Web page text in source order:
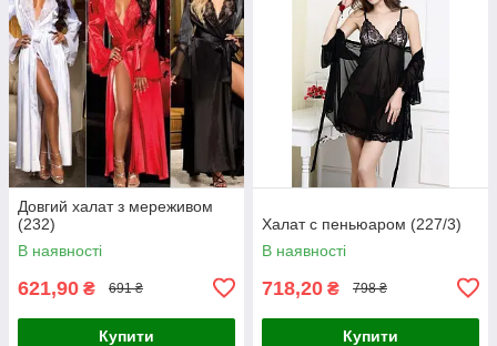
Довгий халат з мереживом
(232)
В наявності
621,90 ₴ 691 ₴
Купити
Халат с пеньюаром (227/3)
В наявності
718,20 ₴ 798 ₴
Купити